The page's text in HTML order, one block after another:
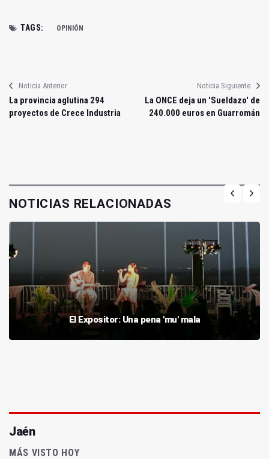
TAGS: OPINIÓN
Noticia Anterior
La provincia aglutina 294
proyectos de Crece Industria
Noticia Siguiente
La ONCE deja un 'Sueldazo' de
240.000 euros en Guarromán
NOTICIAS RELACIONADAS
El Expositor: Una pena 'mu' mala
Jaén
MÁS VISTO HOY